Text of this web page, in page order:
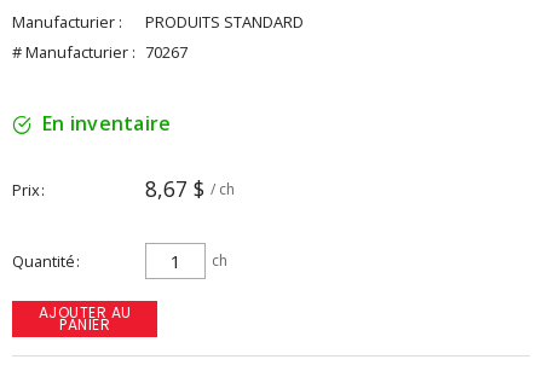
Manufacturier :
PRODUITS STANDARD
# Manufacturier : 70267
En inventaire
Prix 8,67 $ / ch
Quantité ch
AJOUTER AU
PANIER